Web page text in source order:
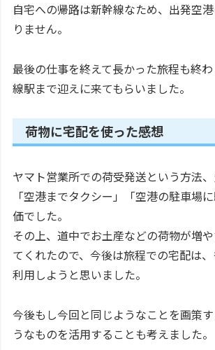
自宅への帰路は新幹線なため、出発空
りません。
最後の仕事を終えて長かった旅程も終
線駅まで迎えに来てもらいました。
荷物に宅配を使った感想
ヤマト営業所での荷受発送という方法
「空港までタクシー」「空港の駐車場
価でした。
その上、道中でお土産などの荷物が増
てくれたので、今後は旅程での宅配は
利用しようと思いました。
今後もし今回と同じようなことを画策
うなものを活用することも考えました。